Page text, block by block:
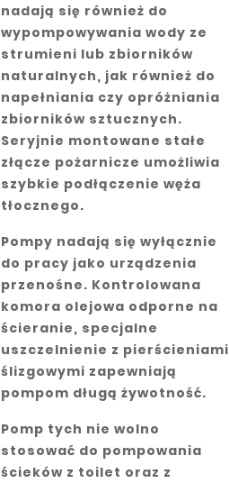
nadają się również do
wypompowywania wody ze
strumieni lub zbiorników
naturalnych, jak również do
napełniania czy opróżniania
zbiorników sztucznych.
Seryjnie montowane stałe
złącze pożarnicze umożliwia
szybkie podłączenie węża
tłocznego.
Pompy nadają się wyłącznie
do pracy jako urządzenia
przenośne. Kontrolowana
komora olejowa odporne na
ścieranie, specjalne
uszczelnienie z pierścieniami
ślizgowymi zapewniają
pompom długą żywotność.
Pomp tych nie wolno
stosować do pompowania
ścieków z toilet oraz z